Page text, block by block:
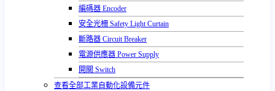
編碼器 Encoder
安全光柵 Safety Light Curtain
斷路器 Circuit Breaker
電源供應器 Power Supply
開關 Switch
查看全部工業自動化設備元件